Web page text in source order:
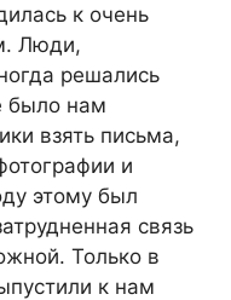
к очень
Люди,
решались
было нам
взять письма,
и
этому был
связь
Только в
к нам